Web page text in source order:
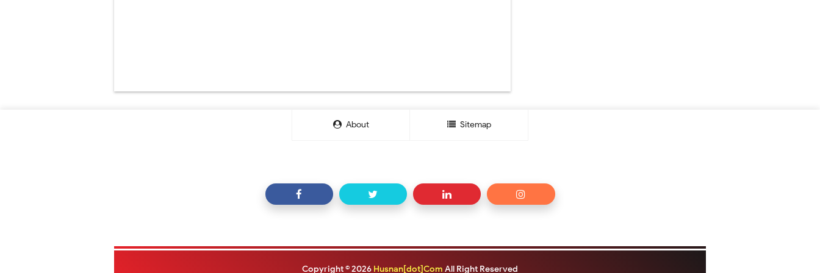
About Sitemap
Copyright ©2026 Husnan[dot]Com All Right Reserved